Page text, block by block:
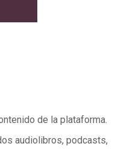
de la plataforma.
audiolibros, podcasts,